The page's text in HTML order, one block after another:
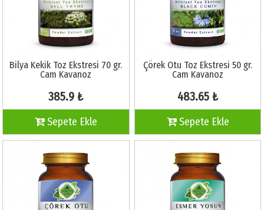
Bilya Kekik Toz Ekstresi 70 gr.
Cam Kavanoz
385.9 ₺
Sepete Ekle
Çörek Otu Toz Ekstresi 50 gr.
Cam Kavanoz
483.65 ₺
Sepete Ekle